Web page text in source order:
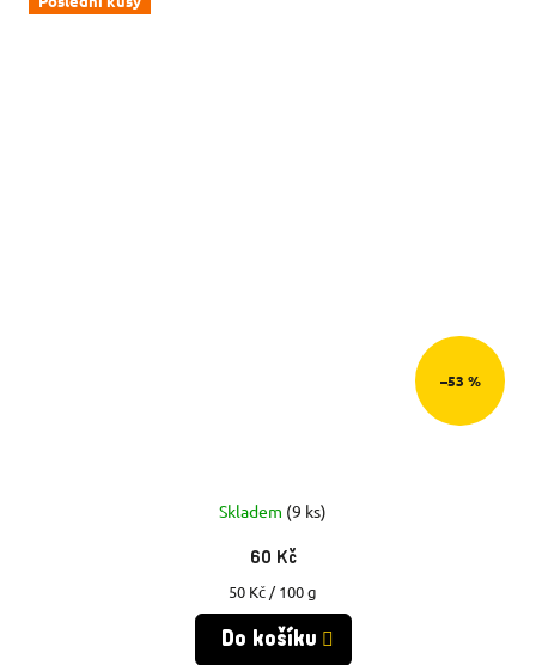
–53 %
Skladem (9 ks)
60 Kč
Měrná
cena:
50 Kč / 100 g
Do košíku